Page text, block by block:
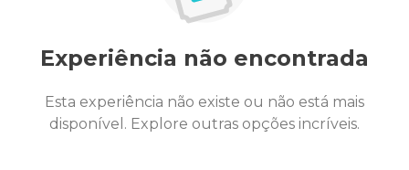
Experiência não encontrada
Esta experiência não existe ou não está mais
disponível. Explore outras opções incríveis.